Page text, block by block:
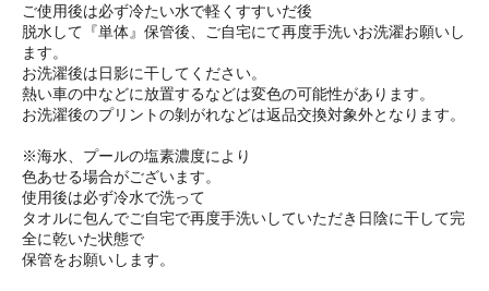
ご使用後は必ず冷たい水で軽くすすいだ後
脱水して『単体』保管後、ご自宅にて再度手洗いお洗濯お願いし
ます。
お洗濯後は日影に干してください。
熱い車の中などに放置するなどは変色の可能性があります。
お洗濯後のプリントの剝がれなどは返品交換対象外となります。
※海水、プールの塩素濃度により
色あせる場合がございます。
使用後は必ず冷水で洗って
タオルに包んでご自宅で再度手洗いしていただき日陰に干して完
全に乾いた状態で
保管をお願いします。